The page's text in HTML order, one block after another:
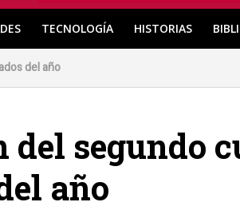
TECNOLOGÍA HISTORIAS
del año
segundo
año